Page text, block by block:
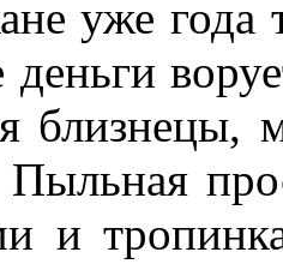
уже года
близнецы,
и